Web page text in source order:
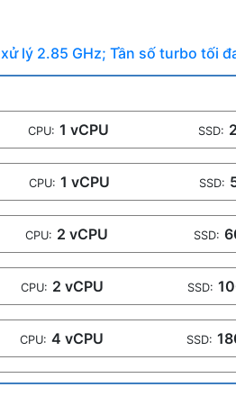
lý 2.85 GHz; Tần số turbo tối
CPU: 1 vCPU SSD:
CPU: 1 vCPU SSD:
CPU: 2 vCPU SSD:
CPU: 2 vCPU SSD:
CPU: 4 vCPU SSD: